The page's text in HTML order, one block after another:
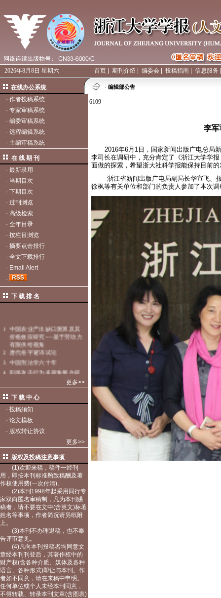
2026年8月8日 星期六 首页 期刊介绍 编委会 投稿指南 信息服务
在线办公系统 · 编辑部公告
· 作者投稿系统
· 专家审稿系统
· 编委审稿系统
· 远程编辑系统
· 主编审稿系统
在 线 期 刊
· 最新录用
· 当期目次
· 下期目次
· 过刊浏览
· 高级检索
· 全年目录
· 按栏目浏览
· 摘要点击排行
· 全文下载排行
· Email Alert
·
下 载 排 名
更多>>
下 载 中 心
· 投稿须知
· 论文模板
· 版权转让协议
更多>>
版权及投稿注意事项
(1)欢迎来稿，稿件一经刊
用，即按本刊标准酌致稿酬及著
作权使用费(一次付清)。
(2)本刊1998年起采用同行专
家双向匿名审稿制，凡为本刊赐
稿者，请不要在文中(含英文)标著
姓名等事项，作者简况请另纸附
上。
(3)本刊不办理退稿，也不奉
告评审意见。
(4)凡向本刊投稿者均同意文
章经本刊刊登后，其著作权中的
财产权(含各种介质、媒体及各种
语言、各种形式)即让与本刊。作
者如不同意，请在来稿中申明。
任何单位或个人未经本刊同意，
不得转载、转录本刊文章(含图表)
6109
李
2016年6月1日 ，国家新闻出版广电总局
李司长在调研中，充分肯定了《浙江大学学
面做的探索，希望浙大社科学报能保持目前
浙江省新闻出版广电局副局长华宣飞、报
徐枫等有关单位和部门的负责人参加了本次